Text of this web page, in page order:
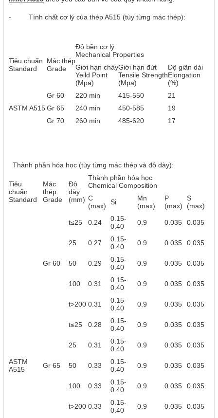
- Tính chất cơ lý của thép A515 (tùy từng mác thép):
Tiêu chuẩn
Standard
Mác thép
Grade
Độ bền cơ lý
Mechanical Properties
Giới hạn chảy
Yeild Point
(Mpa)
Giới hạn đứt
Tensile Strength
(Mpa)
Độ giãn dài
Elongation
(%)
ASTM A515
Gr 60 220 min 415-550
21
Gr 65
240 min 450-585
19
Gr 70
260 min 485-620 17
Thành phần hóa học (tùy từng mác thép và độ dày):
Tiêu
chuẩn
Standard
Mác
thép
Grade
Độ
dày
(mm)
Thành phần hóa học
Chemical Composition
C
(max)
Si
Mn
(max)
P
(max)
S
(max)
ASTM
A515
Gr 60
t≤25 0.24
0.15-
0.40
0.9 0.035 0.035
25 0.27
0.15-
0.40
0.9 0.035 0.035
50 0.29
0.15-
0.40
0.9 0.035 0.035
100 0.31
0.15-
0.40
0.9 0.035 0.035
t>200 0.31
0.15-
0.40
0.9 0.035 0.035
Gr 65
t≤25 0.28
0.15-
0.40
0.9 0.035 0.035
25 0.31
0.15-
0.40
0.9 0.035 0.035
50 0.33
0.15-
0.40
0.9 0.035 0.035
100 0.33
0.15-
0.40
0.9 0.035 0.035
t>200 0.33
0.15-
0.40
0.9 0.035 0.035